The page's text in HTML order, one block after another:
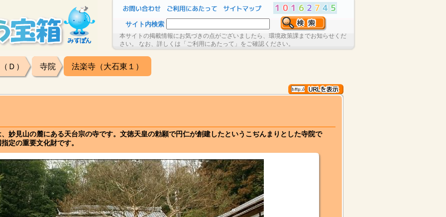
サイト内検索
本サイトの掲載情報にお気づきの点がございましたら、環境政策課までお知らせくだ
さい。 なお、詳しくは「ご利用にあたって」をご確認ください。
Ｄ） 寺院 法楽寺（大石東１）
妙見山の麓にある天台宗の寺です。文徳天皇の勅願で円仁が創建したというこぢんまりとした寺院で
定の重要文化財です。